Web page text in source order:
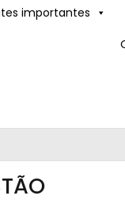
importantes